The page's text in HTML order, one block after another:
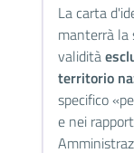
La carta
manterrà la
validità
territorio
specifico
e nei